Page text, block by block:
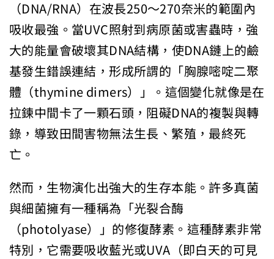
（DNA/RNA）在波長250～270奈米的範圍內
吸收最強。當UVC照射到病原菌或害蟲時，強
大的能量會破壞其DNA結構，使DNA鏈上的鹼
基發生錯誤連結，形成所謂的「胸腺嘧啶二聚
體（thymine dimers）」。這個變化就像是在
拉鍊中間卡了一顆石頭，阻礙DNA的複製與轉
錄，導致田間害物無法生長、繁殖，最終死
亡。
然而，生物演化出強大的生存本能。許多真菌
與細菌擁有一種稱為「光裂合酶
（photolyase）」的修復酵素。這種酵素非常
特別，它需要吸收藍光或UVA（即白天的可見